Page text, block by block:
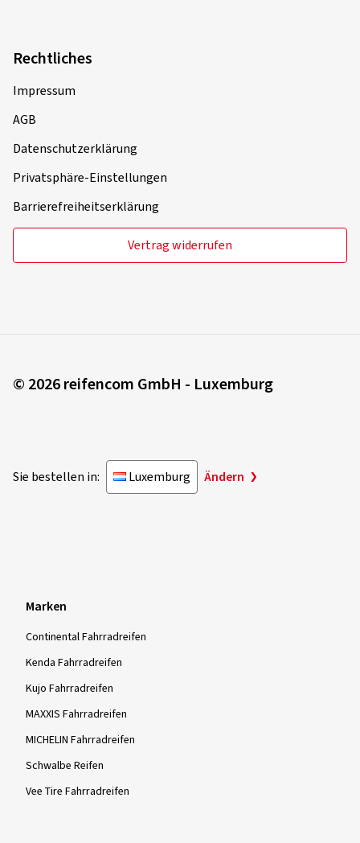
Rechtliches
Impressum
AGB
Datenschutzerklärung
Privatsphäre-Einstellungen
Barrierefreiheitserklärung
Vertrag widerrufen
© 2026 reifencom GmbH - Luxemburg
Sie bestellen in: Luxemburg Ändern
Marken
Continental Fahrradreifen
Kenda Fahrradreifen
Kujo Fahrradreifen
MAXXIS Fahrradreifen
MICHELIN Fahrradreifen
Schwalbe Reifen
Vee Tire Fahrradreifen